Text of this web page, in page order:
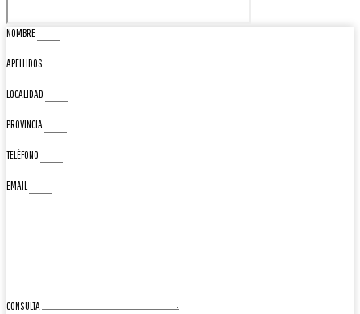
NOMBRE
APELLIDOS
LOCALIDAD
PROVINCIA
TELÉFONO
EMAIL
CONSULTA